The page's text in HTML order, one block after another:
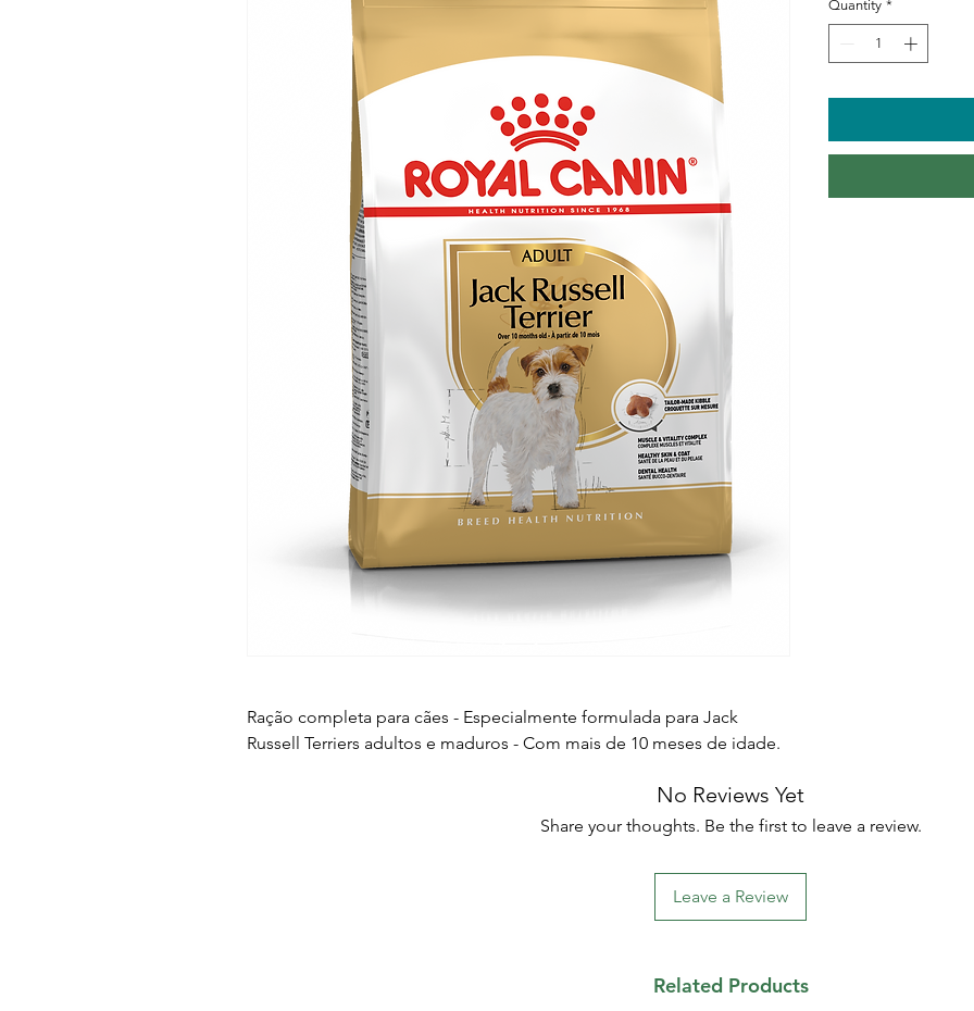
Ração completa para cães - Especialmente formulada para Jack
Russell Terriers adultos e maduros - Com mais de 10 meses de idade.
Quantity *
No Reviews Yet
Share your thoughts. Be the first to leave a review.
Leave a Review
Related Products